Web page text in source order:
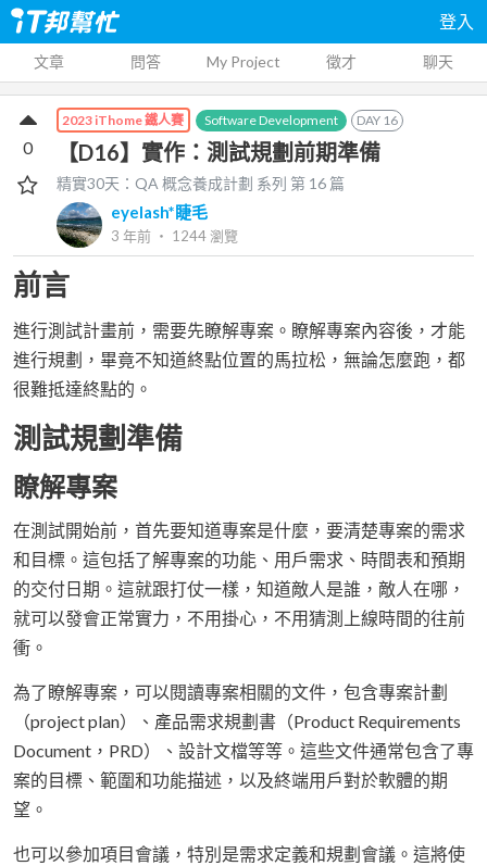
登入
文章 問答 My Project 徵才 聊天
2023 iThome 鐵人賽 Software Development DAY 16
【D16】實作：測試規劃前期準備
精實30天：QA 概念養成計劃 系列 第 16 篇
eyelash*睫毛
3 年前 ‧ 1244瀏覽
0
前言
進行測試計畫前，需要先瞭解專案。瞭解專案內容後，才能
進行規劃，畢竟不知道終點位置的馬拉松，無論怎麼跑，都
很難抵達終點的。
測試規劃準備
瞭解專案
在測試開始前，首先要知道專案是什麼，要清楚專案的需求
和目標。這包括了解專案的功能、用戶需求、時間表和預期
的交付日期。這就跟打仗一樣，知道敵人是誰，敵人在哪，
就可以發會正常實力，不用掛心，不用猜測上線時間的往前
衝。
為了瞭解專案，可以閱讀專案相關的文件，包含專案計劃
（project plan）、產品需求規劃書（Product Requirements
Document，PRD）、設計文檔等等。這些文件通常包含了專
案的目標、範圍和功能描述，以及終端用戶對於軟體的期
望。
也可以參加項目會議，特別是需求定義和規劃會議。這將使